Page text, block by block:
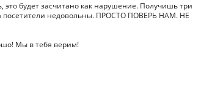
это будет засчитано как нарушение. Получишь три
посетители недовольны. ПРОСТО ПОВЕРЬ НАМ. НЕ
Мы в тебя верим!